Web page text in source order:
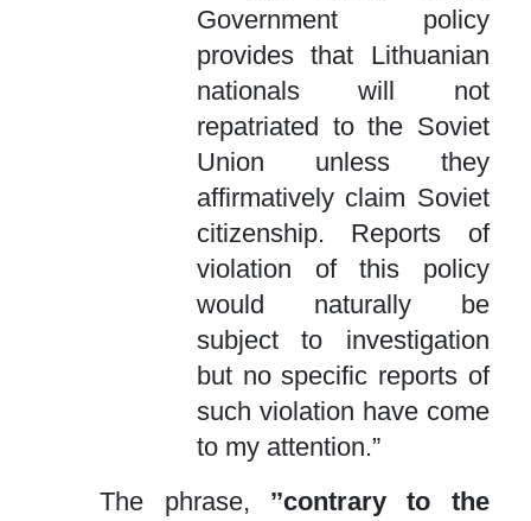
Government policy
provides that Lithuanian
nationals will not
repatriated to the Soviet
Union unless they
affirmatively claim Soviet
citizenship. Reports of
violation of this policy
would naturally be
subject to investigation
but no specific reports of
such violation have come
to my attention.”
The phrase, ’’contrary to the